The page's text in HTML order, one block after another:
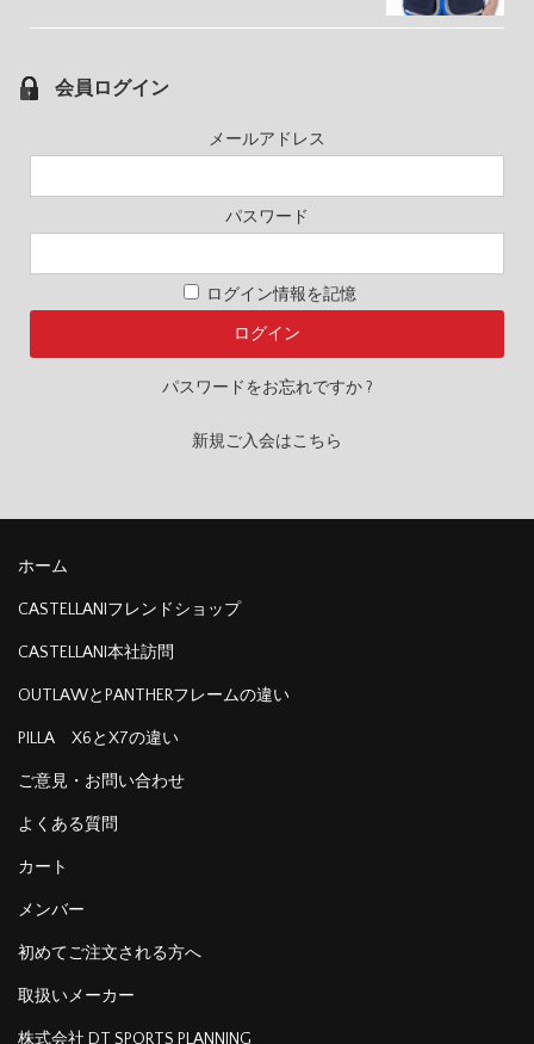
会員ログイン
メールアドレス
パスワード
ログイン情報を記憶
パスワードをお忘れですか ?
新規ご入会はこちら
ホーム
CASTELLANIフレンドショップ
CASTELLANI本社訪問
OUTLAWとPANTHERフレームの違い
PILLA X6とX7の違い
ご意見・お問い合わせ
よくある質問
カート
メンバー
初めてご注文される方へ
取扱いメーカー
株式会社 DT SPORTS PLANNING